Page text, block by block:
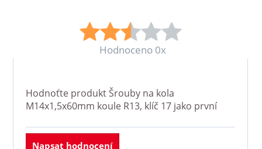
Hodnoceno 0x
Hodnoťte produktŠrouby na kola
M14x1,5x60mm koule R13, klíč 17jako první
Napsat hodnocení